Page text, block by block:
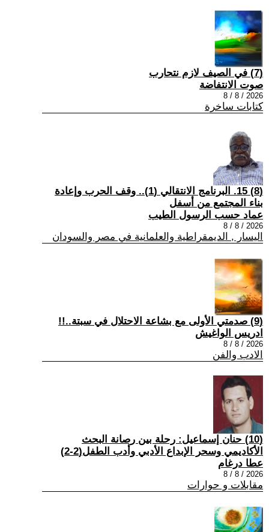
(7) في الصيف لازم نتحارب
صوت الانتفاضة
2026 / 8 / 8
كتابات ساخرة
(8) 15. البرنامج الانتقالي (1).. وقف الحرب وإعادة
بناء المجتمع من أسفل
عماد حسب الرسول الطيب
2026 / 8 / 8
اليسار , الديمقراطية والعلمانية في مصر والسودان
(9) صدمتي الأولى مع بشاعة الاحتلال في سبتة..!!
ادريس الواغيش
2026 / 8 / 8
الادب والفن
(10) حنان إسماعيل: رحلة بين رصانة البحث
الأكاديمي وسحر الإبداع الأدبي وأدب الطفل(2-2)
عطا درغام
2026 / 8 / 8
مقابلات و حوارات